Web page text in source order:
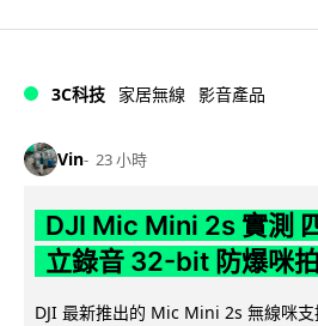
3C科技 家居無線 影音產品
Vin 23 小時
DJI Mic Mini 2s 實測
立錄音 32-bit 防爆咪
DJI 最新推出的 Mic Mini 2s 無線咪